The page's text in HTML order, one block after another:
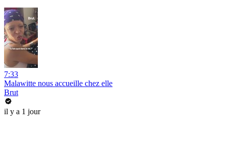
7:33
Malawitte nous accueille chez elle
Brut
il y a 1 jour